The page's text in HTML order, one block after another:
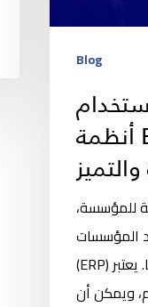
Blog
أنظمة ERP دليلك لتحقيق
للمؤسسة،
المؤسسات
(ERP) يعد أمرًا حاسمًا. يعتبر ERP أداة قوية